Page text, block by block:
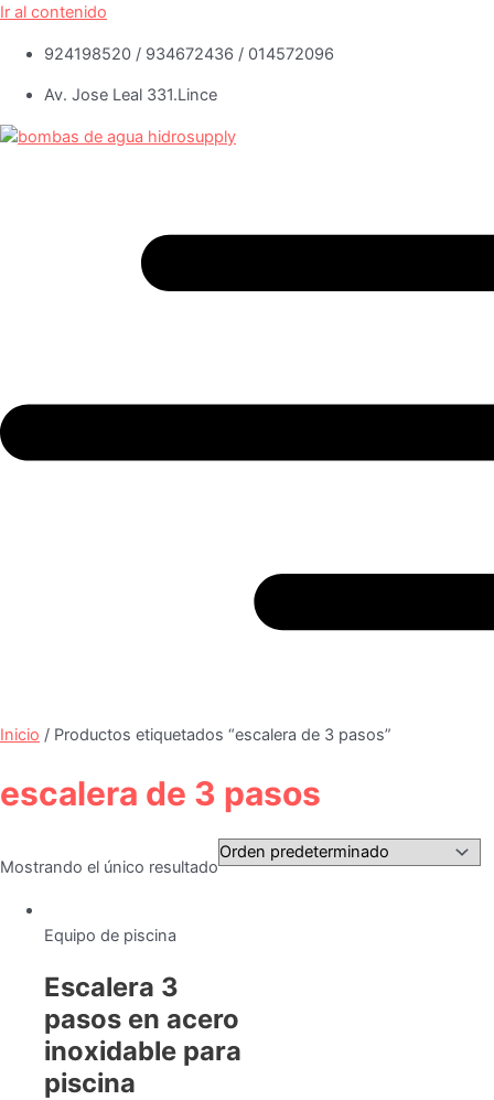
Ir al contenido
924198520 / 934672436 / 014572096
Av. Jose Leal 331.Lince
Inicio / Productos etiquetados “escalera de 3 pasos”
escalera de 3 pasos
Mostrando el único resultado
Equipo de piscina
Escalera 3
pasos en acero
inoxidable para
piscina